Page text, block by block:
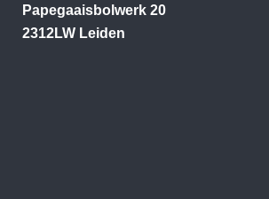
Papegaaisbolwerk 20
2312LW Leiden